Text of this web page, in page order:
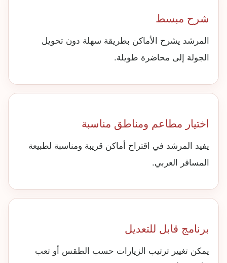
شرح مبسط
المرشد يشرح الأماكن بطريقة سهلة دون تحويل
الجولة إلى محاضرة طويلة.
اختيار مطاعم ومناطق مناسبة
يفيد المرشد في اقتراح أماكن قريبة ومناسبة لطبيعة
المسافر العربي.
برنامج قابل للتعديل
يمكن تغيير ترتيب الزيارات حسب الطقس أو تعب